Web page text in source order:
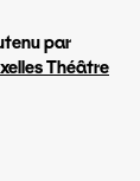
par
Théâtre